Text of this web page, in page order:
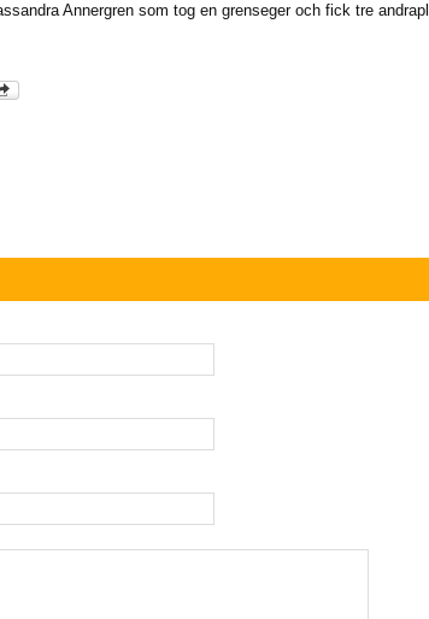
Annergren som tog en grenseger och fick tre